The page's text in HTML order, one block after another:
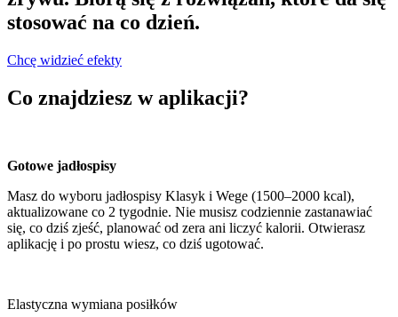
stosować na co dzień.
Chcę widzieć efekty
Co znajdziesz w aplikacji?
Gotowe jadłospisy
Masz do wyboru jadłospisy Klasyk i Wege (1500–2000 kcal),
aktualizowane co 2 tygodnie. Nie musisz codziennie zastanawiać
się, co dziś zjeść, planować od zera ani liczyć kalorii. Otwierasz
aplikację i po prostu wiesz, co dziś ugotować.
Elastyczna wymiana posiłków